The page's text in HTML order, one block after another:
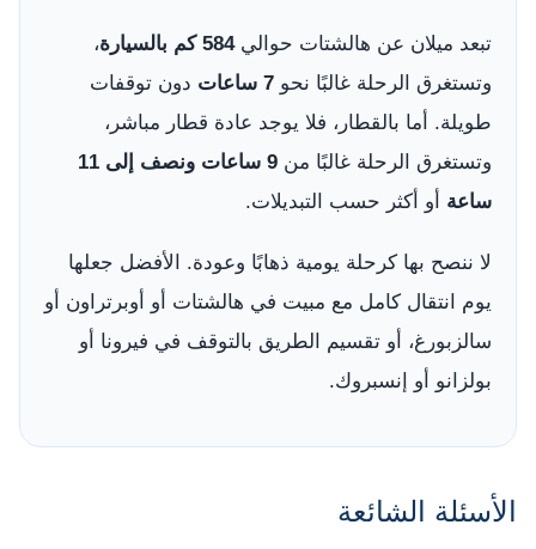
تبعد ميلان عن هالشتات حوالي584 كم بالسيارة
،
وتستغرق الرحلة غالبًا نحو 7 ساعات
دون توقفات
طويلة. أما بالقطار، فلا يوجد عادة قطار مباشر،
وتستغرق الرحلة غالبًا من
9 ساعات ونصف إلى 11
ساعة أو أكثر حسب التبديلات.
لا ننصح بها كرحلة يومية ذهابًا وعودة. الأفضل جعلها
يوم انتقال كامل مع مبيت في هالشتات أو أوبرتراون أو
سالزبورغ، أو تقسيم الطريق بالتوقف في فيرونا أو
بولزانو أو إنسبروك.
الأسئلة الشائعة